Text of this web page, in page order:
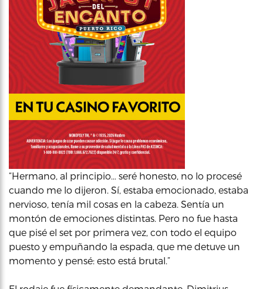
“Hermano, al principio… seré honesto, no lo procesé
cuando me lo dijeron. Sí, estaba emocionado, estaba
nervioso, tenía mil cosas en la cabeza. Sentía un
montón de emociones distintas. Pero no fue hasta
que pisé el set por primera vez, con todo el equipo
puesto y empuñando la espada, que me detuve un
momento y pensé: esto está brutal.”